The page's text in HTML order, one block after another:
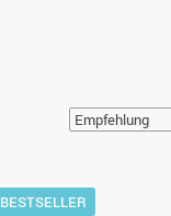
BESTSELLER